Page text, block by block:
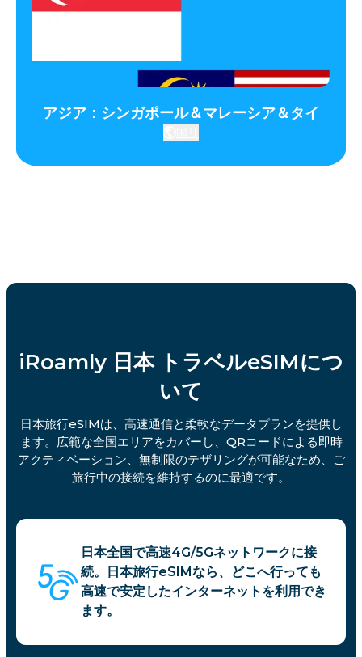
アジア：シンガポール＆マレーシア＆タイ
iRoamly 日本 トラベルeSIMにつ
いて
日本旅行eSIMは、高速通信と柔軟なデータプランを提供し
ます。広範な全国エリアをカバーし、QRコードによる即時
アクティベーション、無制限のテザリングが可能なため、ご
旅行中の接続を維持するのに最適です。
日本全国で高速4G/5Gネットワークに接
続。日本旅行eSIMなら、どこへ行っても
高速で安定したインターネットを利用でき
ます。